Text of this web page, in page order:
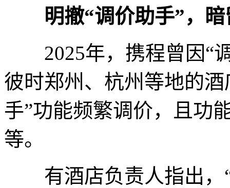
明撤“调价助手”，
2025年，携程曾因“调
彼时郑州、杭州等地的
手”功能频繁调价，且功
等。
有酒店负责人指出，“